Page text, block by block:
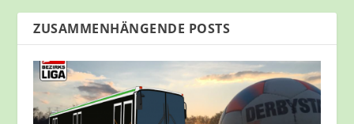
ZUSAMMENHÄNGENDE POSTS